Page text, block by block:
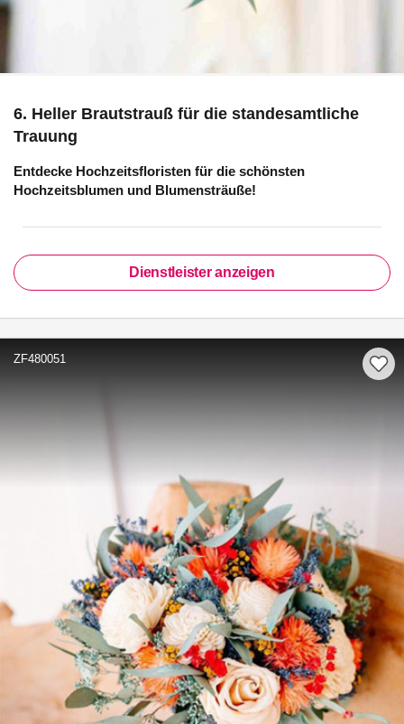
6. Heller Brautstrauß für die standesamtliche
Trauung
Entdecke Hochzeitsfloristen für die schönsten
Hochzeitsblumen und Blumensträuße!
Dienstleister anzeigen
ZF480051